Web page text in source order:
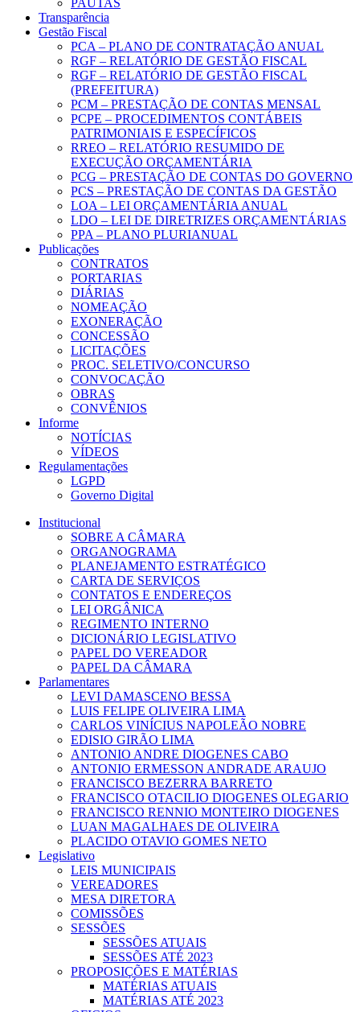
PAUTAS
Transparência
Gestão Fiscal
PCA – PLANO DE CONTRATAÇÃO ANUAL
RGF – RELATÓRIO DE GESTÃO FISCAL
RGF – RELATÓRIO DE GESTÃO FISCAL
(PREFEITURA)
PCM – PRESTAÇÃO DE CONTAS MENSAL
PCPE – PROCEDIMENTOS CONTÁBEIS
PATRIMONIAIS E ESPECÍFICOS
RREO – RELATÓRIO RESUMIDO DE
EXECUÇÃO ORÇAMENTÁRIA
PCG – PRESTAÇÃO DE CONTAS DO GOVERNO
PCS – PRESTAÇÃO DE CONTAS DA GESTÃO
LOA – LEI ORÇAMENTÁRIA ANUAL
LDO – LEI DE DIRETRIZES ORÇAMENTÁRIAS
PPA – PLANO PLURIANUAL
Publicações
CONTRATOS
PORTARIAS
DIÁRIAS
NOMEAÇÃO
EXONERAÇÃO
CONCESSÃO
LICITAÇÕES
PROC. SELETIVO/CONCURSO
CONVOCAÇÃO
OBRAS
CONVÊNIOS
Informe
NOTÍCIAS
VÍDEOS
Regulamentações
LGPD
Governo Digital
Institucional
SOBRE A CÂMARA
ORGANOGRAMA
PLANEJAMENTO ESTRATÉGICO
CARTA DE SERVIÇOS
CONTATOS E ENDEREÇOS
LEI ORGÂNICA
REGIMENTO INTERNO
DICIONÁRIO LEGISLATIVO
PAPEL DO VEREADOR
PAPEL DA CÂMARA
Parlamentares
LEVI DAMASCENO BESSA
LUIS FELIPE OLIVEIRA LIMA
CARLOS VINÍCIUS NAPOLEÃO NOBRE
EDISIO GIRÃO LIMA
ANTONIO ANDRE DIOGENES CABO
ANTONIO ERMESSON ANDRADE ARAUJO
FRANCISCO BEZERRA BARRETO
FRANCISCO OTACILIO DIOGENES OLEGARIO
FRANCISCO RENNIO MONTEIRO DIOGENES
LUAN MAGALHAES DE OLIVEIRA
PLACIDO OTAVIO GOMES NETO
Legislativo
LEIS MUNICIPAIS
VEREADORES
MESA DIRETORA
COMISSÕES
SESSÕES
SESSÕES ATUAIS
SESSÕES ATÉ 2023
PROPOSIÇÕES E MATÉRIAS
MATÉRIAS ATUAIS
MATÉRIAS ATÉ 2023